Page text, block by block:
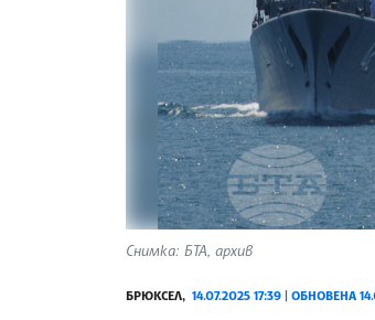
Снимка: БТА, архив
БРЮКСЕЛ, 14.07.2025 17:39 | ОБНОВЕНА